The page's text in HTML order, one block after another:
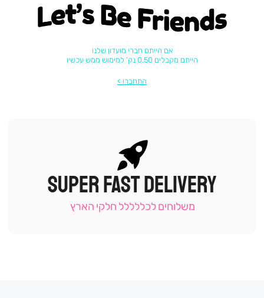
Let's be friends
אם הייתם חברי מועדון שלנו
הייתם מקבלים 0.50 נק' למימוש ממש עכשיו
התחברו
|
תומכי
-
SUPER FAST DELIVERY
משלוחים לכללללל חלקי הארץ